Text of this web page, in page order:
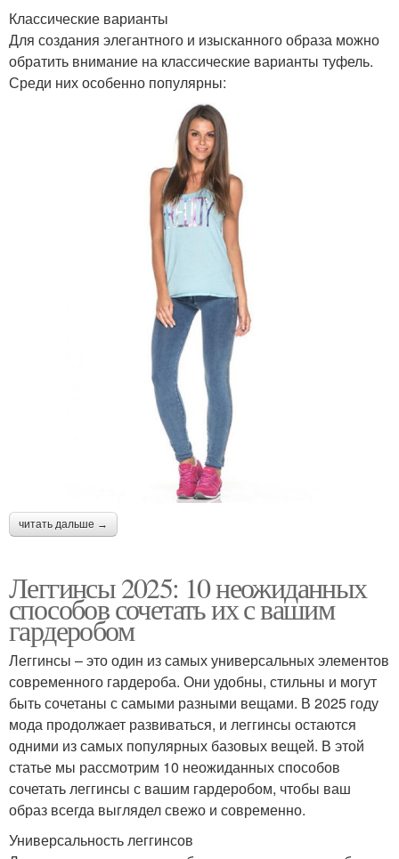
Классические варианты
Для создания элегантного и изысканного образа можно
обратить внимание на классические варианты туфель.
Среди них особенно популярны:
читать дальше →
Леггинсы 2025: 10 неожиданных
способов сочетать их с вашим
гардеробом
Леггинсы – это один из самых универсальных элементов
современного гардероба. Они удобны, стильны и могут
быть сочетаны с самыми разными вещами. В 2025 году
мода продолжает развиваться, и леггинсы остаются
одними из самых популярных базовых вещей. В этой
статье мы рассмотрим 10 неожиданных способов
сочетать леггинсы с вашим гардеробом, чтобы ваш
образ всегда выглядел свежо и современно.
Универсальность леггинсов